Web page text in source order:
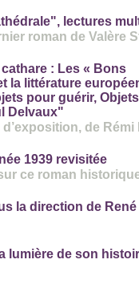
lectures
roman de Valère
: Les « Bons
la littérature
pour guérir,
Delvaux"
de Rémi
1939 revisitée
ce roman
la direction de
lumière de son